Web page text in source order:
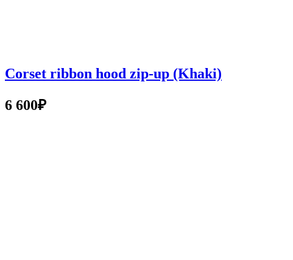
Corset ribbon hood zip-up (Khaki)
6 600₽